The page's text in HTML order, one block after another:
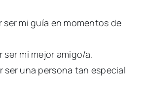
ser mi guía en momentos de
ser mi mejor amigo/a.
ser una persona tan especial